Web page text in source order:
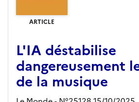
ARTICLE
L'IA déstabilise
dangereusement
de la musique